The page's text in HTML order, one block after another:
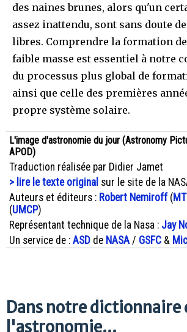
des naines brunes, alors qu'un
assez inattendu, sont sans doute
libres. Comprendre la formation de
faible masse est essentiel à notre
du processus plus global de
ainsi que celle des premières
propre système solaire.
L'image d'astronomie du jour (Astronomy
APOD)
Traduction réalisée par Didier Jamet
> lire le texte original sur le site de la
Auteurs et éditeurs : Robert Nemiroff(
(UMCP)
Représentant technique de la Nasa : Jay
Un service de : ASD de NASA / GSFC &
Dans notre dictionnaire
l'astronomie...